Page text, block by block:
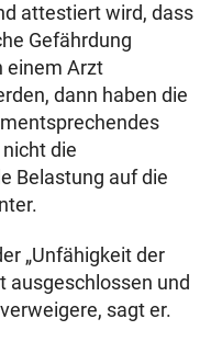
attestiert wird, dass
Gefährdung
einem Arzt
dann haben die
die
Belastung auf die
„Unfähigkeit der
ausgeschlossen und
sagt er.